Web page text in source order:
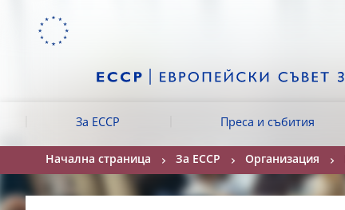
Skip to:
За ЕССР Преса и събития
Начална страница За ЕССР Организация